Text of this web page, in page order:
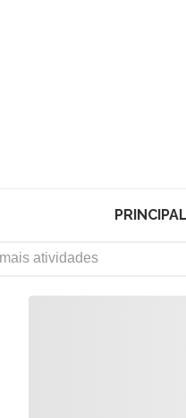
PRINCIPAL